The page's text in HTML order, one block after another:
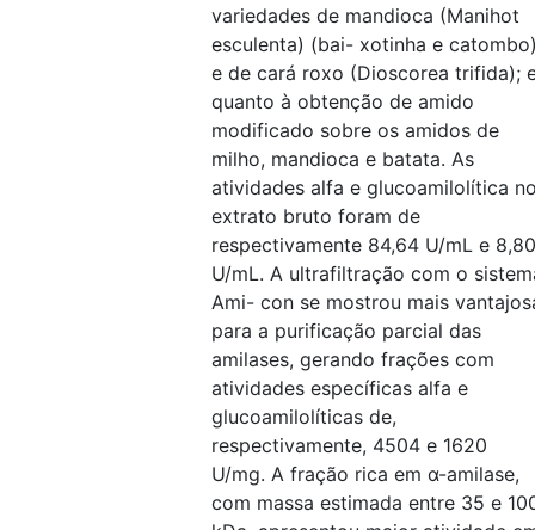
variedades de mandioca (Manihot
esculenta) (bai- xotinha e
e de cará roxo (Dioscorea trifida);
quanto à obtenção de amido
modificado sobre os amidos de
milho, mandioca e batata. As
atividades alfa e glucoamilolítica
extrato bruto foram de
respectivamente 84,64 U/mL e 8,80
U/mL. A ultrafiltração com o
Ami- con se mostrou mais
para a purificação parcial das
amilases, gerando frações com
atividades específicas alfa e
glucoamilolíticas de,
respectivamente, 4504 e 1620
U/mg. A fração rica em α-amilase,
com massa estimada entre 35 e